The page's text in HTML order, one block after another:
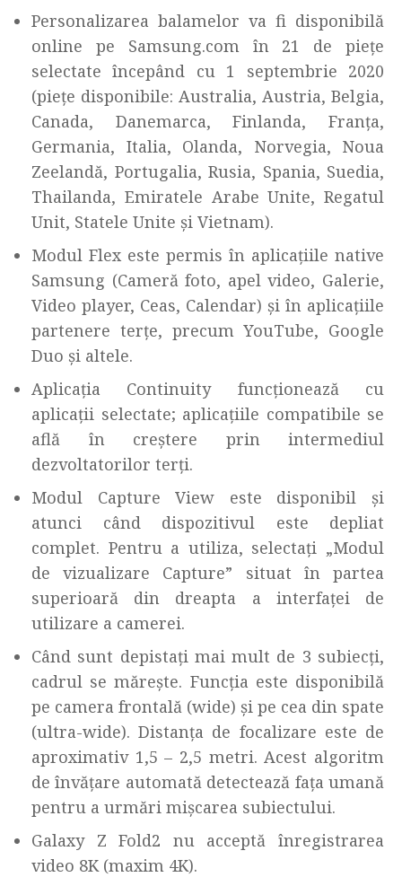
Personalizarea balamelor va fi disponibilă
online pe Samsung.com în 21 de piețe
selectate începând cu 1 septembrie 2020
(piețe disponibile: Australia, Austria, Belgia,
Canada, Danemarca, Finlanda, Franța,
Germania, Italia, Olanda, Norvegia, Noua
Zeelandă, Portugalia, Rusia, Spania, Suedia,
Thailanda, Emiratele Arabe Unite, Regatul
Unit, Statele Unite și Vietnam).
Modul Flex este permis în aplicațiile native
Samsung (Cameră foto, apel video, Galerie,
Video player, Ceas, Calendar) și în aplicațiile
partenere terțe, precum YouTube, Google
Duo și altele.
Aplicația Continuity funcționează cu
aplicații selectate; aplicațiile compatibile se
află în creștere prin intermediul
dezvoltatorilor terți.
Modul Capture View este disponibil și
atunci când dispozitivul este depliat
complet. Pentru a utiliza, selectați „Modul
de vizualizare Capture” situat în partea
superioară din dreapta a interfaței de
utilizare a camerei.
Când sunt depistați mai mult de 3 subiecți,
cadrul se mărește. Funcția este disponibilă
pe camera frontală (wide) și pe cea din spate
(ultra-wide). Distanța de focalizare este de
aproximativ 1,5 – 2,5 metri. Acest algoritm
de învățare automată detectează fața umană
pentru a urmări mișcarea subiectului.
Galaxy Z Fold2 nu acceptă înregistrarea
video 8K (maxim 4K).